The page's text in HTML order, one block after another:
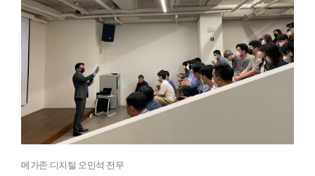
메가존.디지털 오민석 전무